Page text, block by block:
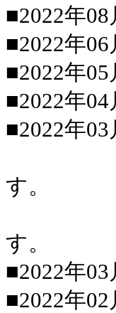
■2022年
■2022年
■2022年
■2022年
■2022年
火曜
す。
受診
す。
■2022年
■2022年